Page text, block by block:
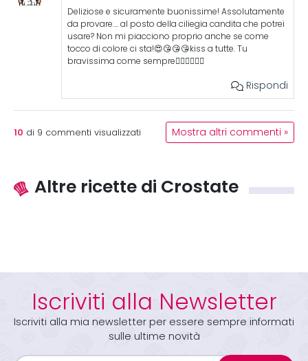
Deliziose e sicuramente buonissime! Assolutamente
da provare…. al posto della ciliegia candita che potrei
usare? Non mi piacciono proprio anche se come
tocco di colore ci sta!😍😘😘😘kiss a tutte. Tu
bravissima come sempre👍🏻👍🏻👍🏻
Rispondi
10 di 9 commenti visualizzati Mostra altri commenti »
Altre ricette di Crostate
Iscriviti alla Newsletter
Iscriviti alla mia newsletter per essere sempre informati
sulle ultime novità